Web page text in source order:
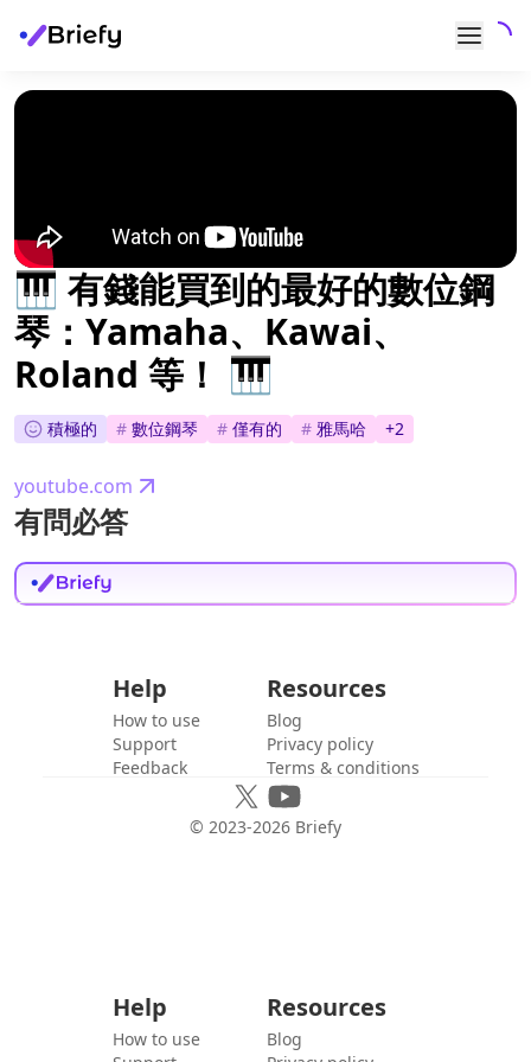
🎹 有錢能買到的最好的數位鋼
琴：Yamaha、Kawai、
Roland 等！ 🎹
積極的 # 數位鋼琴 # 僅有的 # 雅馬哈 +2
youtube.com
有問必答
Help
How to use
Support
Feedback
Resources
Blog
Privacy policy
Terms & conditions
© 2023-2026 Briefy
Help
How to use
Resources
Blog